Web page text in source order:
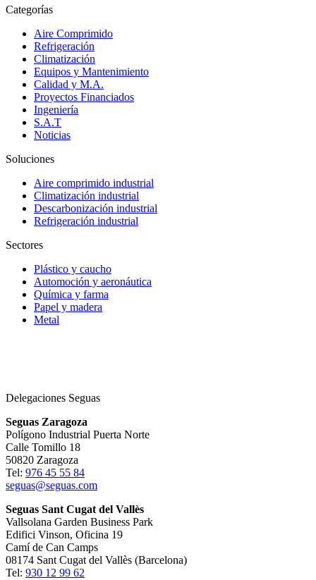
Categorías
Aire Comprimido
Refrigeración
Climatización
Equipos y Mantenimiento
Calidad y M.A.
Proyectos Financiados
Ingeniería
S.A.T
Noticias
Soluciones
Aire comprimido industrial
Climatización industrial
Descarbonización industrial
Refrigeración industrial
Sectores
Plástico y caucho
Automoción y aeronáutica
Química y farma
Papel y madera
Metal
Delegaciones Seguas
Seguas Zaragoza
Polígono Industrial Puerta Norte
Calle Tomillo 18
50820 Zaragoza
Tel: 976 45 55 84
seguas@seguas.com
Seguas Sant Cugat del Vallès
Vallsolana Garden Business Park
Edifici Vinson, Oficina 19
Camí de Can Camps
08174 Sant Cugat del Vallès (Barcelona)
Tel: 930 12 99 62